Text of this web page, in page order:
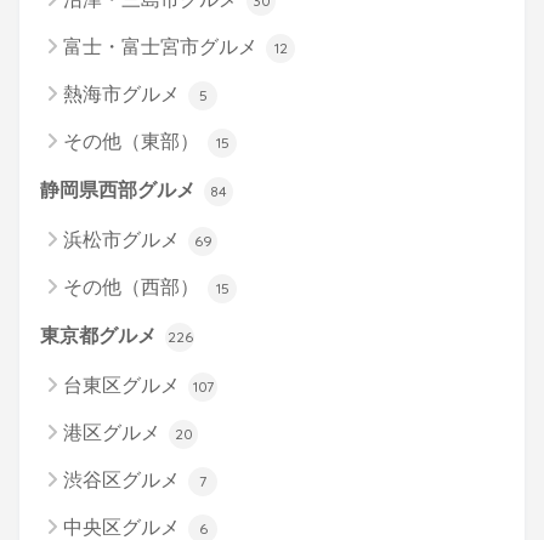
富士・富士宮市グルメ 12
熱海市グルメ 5
その他（東部） 15
静岡県西部グルメ 84
浜松市グルメ 69
その他（西部） 15
東京都グルメ 226
台東区グルメ 107
港区グルメ 20
渋谷区グルメ 7
中央区グルメ 6